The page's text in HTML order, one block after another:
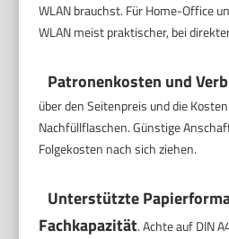
WLAN brauchst. Für Home-Office
WLAN meist praktischer, bei
Patronenkosten und
über den Seitenpreis und die
Nachfüllflaschen. Günstige
Folgekosten nach sich ziehen.
Unterstützte
Fachkapazität. Achte auf DIN